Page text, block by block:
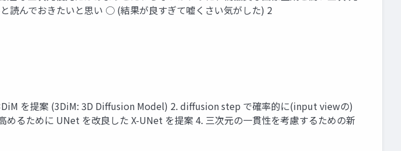
んでおきたいと思い ○ (結果が良すぎて嘘くさい気がした) 2
を提案 (3DiM: 3D Diffusion Model) 2. diffusion step で確率的に(input viewの)
るために UNet を改良した X-UNet を提案 4. 三次元の一貫性を考慮するための新